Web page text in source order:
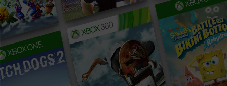
Minecraft
Legends
en
Forza
Motorsport